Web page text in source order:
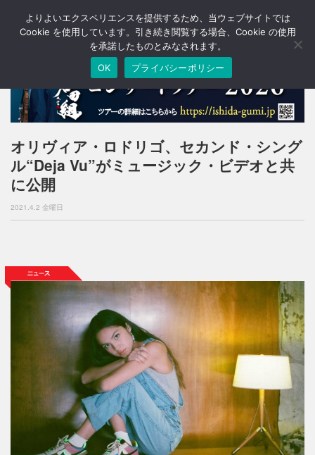
T
o
a
v
g
a
n
オリヴィア・ロドリゴ、セカンド・シング
ル“Deja Vu”がミュージック・ビデオと共
に公開
2021.4.2 金曜日
よりよいエクスペリエンスを提供するため、当ウェブサイトでは
Cookie を使用しています。引き続き閲覧する場合、Cookie の使用
を承諾したものとみなされます。
OK
プライバシーポリシー